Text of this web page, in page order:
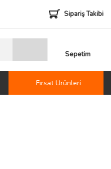
Sipariş Takibi
Sepetim
Fırsat Ürünleri